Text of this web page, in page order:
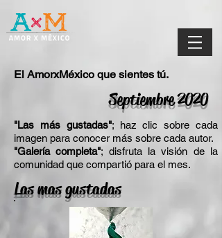
El AmorxMéxico que sientes tú.
Septiembre 2020
"Las más gustadas"; haz clic sobre cada
imagen para conocer más sobre cada autor.
"Galería completa"; disfruta la visión de la
comunidad que compartió para el mes.
Las mas gustadas